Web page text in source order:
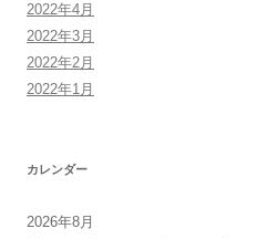
2022年4月
2022年3月
2022年2月
2022年1月
カレンダー
2026年8月